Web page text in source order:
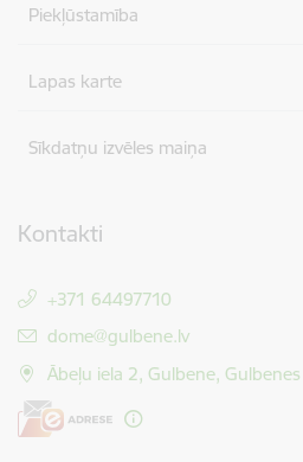
Piekļūstamība
Lapas karte
Sīkdatņu izvēles maiņa
Kontakti
+371 64497710
E-pasts:
dome@gulbene.lv
Ābeļu iela 2, Gulbene,